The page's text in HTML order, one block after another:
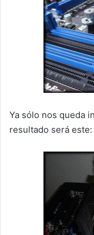
Ya sólo nos queda
resultado será este: